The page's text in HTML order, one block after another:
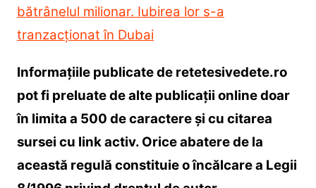
bătrânelul milionar. Iubirea lor s-a
tranzacționat în Dubai
Informațiile publicate de retetesivedete.ro
pot fi preluate de alte publicații online doar
în limita a 500 de caractere și cu citarea
sursei cu link activ. Orice abatere de la
această regulă constituie o încălcare a Legii